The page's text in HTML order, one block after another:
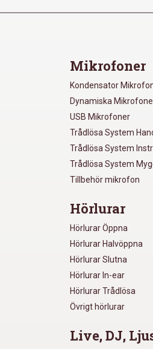
Mikrofoner
Kondensator
Dynamiska
USB Mikrofoner
Trådlösa System
Trådlösa System
Trådlösa System
Tillbehör mikrofon
Hörlurar
Hörlurar Öppna
Hörlurar Halvöppna
Hörlurar Slutna
Hörlurar In-ear
Hörlurar Trådlösa
Övrigt hörlurar
Live, DJ,